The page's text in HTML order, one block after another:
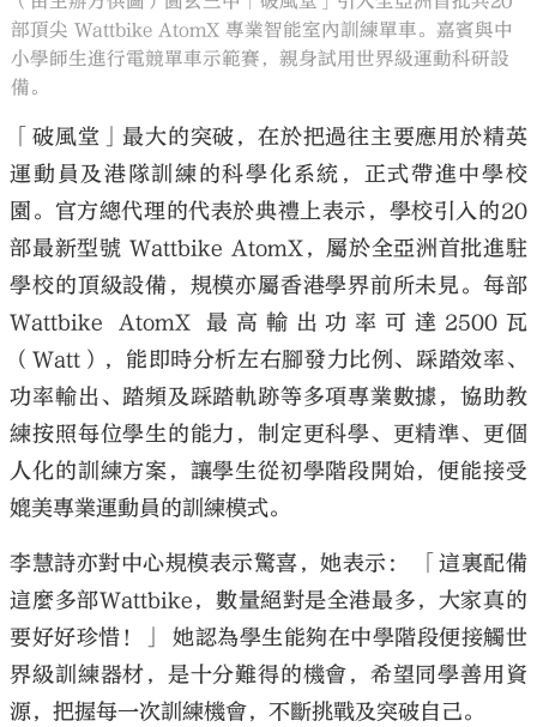
部頂尖 Wattbike AtomX 專業智能室內訓練單車。嘉賓與中
小學師生進行電競單車示範賽，親身試用世界級運動科研設
備。
「破風堂」最大的突破，在於把過往主要應用於精英
運動員及港隊訓練的科學化系統，正式帶進中學校
園。官方總代理的代表於典禮上表示，學校引入的20
部最新型號 Wattbike AtomX，屬於全亞洲首批進駐
學校的頂級設備，規模亦屬香港學界前所未見。每部
Wattbike AtomX 最高輸出功率可達2500瓦
（Watt），能即時分析左右腳發力比例、踩踏效率、
功率輸出、踏頻及踩踏軌跡等多項專業數據，協助教
練按照每位學生的能力，制定更科學、更精準、更個
人化的訓練方案，讓學生從初學階段開始，便能接受
媲美專業運動員的訓練模式。
李慧詩亦對中心規模表示驚喜，她表示： 「這裏配備
這麼多部Wattbike，數量絕對是全港最多，大家真的
要好好珍惜！」 她認為學生能夠在中學階段便接觸世
界級訓練器材，是十分難得的機會，希望同學善用資
源，把握每一次訓練機會，不斷挑戰及突破自己。